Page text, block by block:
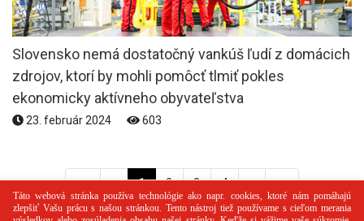
Slovensko nemá dostatočný vankúš ľudí z domácich
zdrojov, ktorí by mohli pomôcť tlmiť pokles
ekonomicky aktívneho obyvateľstva
23. február 2024 603
<< < 1 2 3 4 > >>